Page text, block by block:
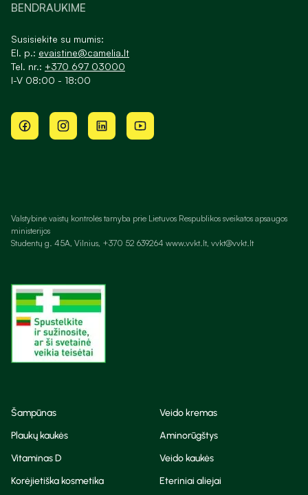
BENDRAUKIME
Susisiekite su mumis:
El. p.: evaistine@camelia.lt
Tel. nr.: +370 697 03000
I-V 08:00 - 18:00
Valstybinė vaistų kontrolės tarnyba prie Lietuvos Respublikos sveikatos apsaugos
ministerijos
Studentų g. 45A, Vilnius, +370 52 639264 www.vvkt.lt, vvkt@vvkt.lt
Šampūnas
Veido kremas
Plaukų kaukės
Aminorūgštys
Vitaminas D
Veido kaukės
Korėjietiška kosmetika
Eteriniai aliejai